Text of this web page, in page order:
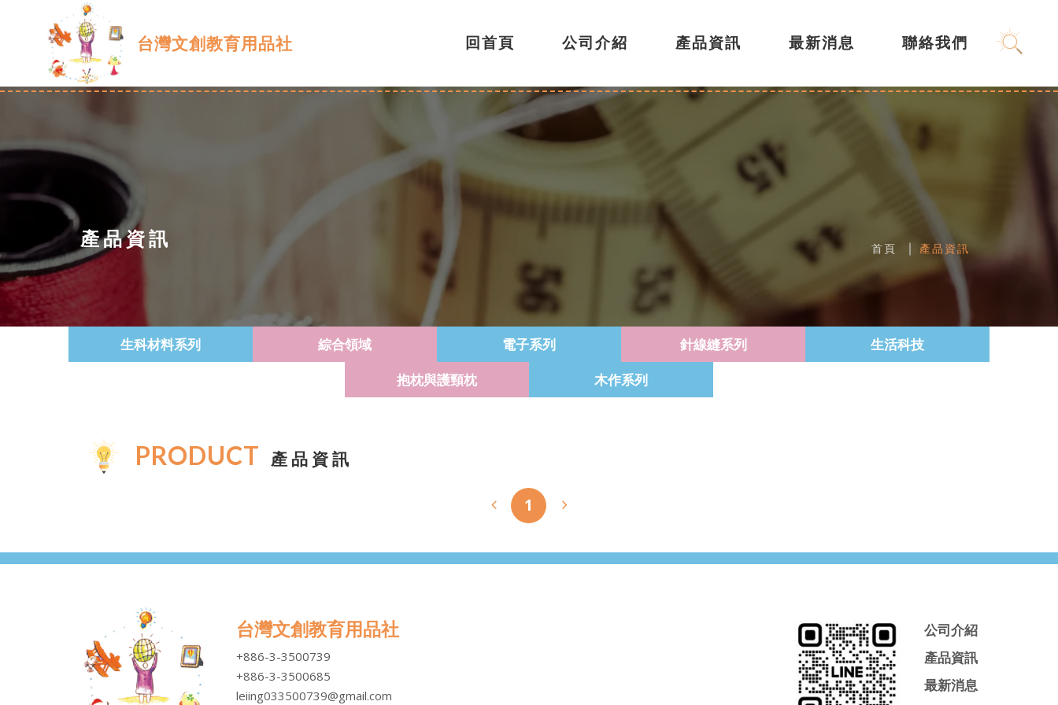
台灣文創教育用品社 回首頁 公司介紹 產品資訊 最新消息 聯絡我們
產品資訊 首頁 產品資訊
生科材料系列 綜合領域 電子系列 針線縫系列 生活科技
抱枕與護頸枕 木作系列
PRODUCT 產品資訊
1
台灣文創教育用品社
+886-3-3500739
+886-3-3500685
leiing033500739@gmail.com
公司介紹
產品資訊
最新消息